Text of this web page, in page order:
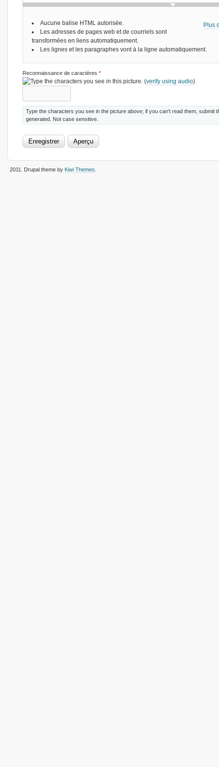
Plus
Aucune balise HTML autorisée.
Les adresses de pages web et de courriels sont
transformées en liens automatiquement.
Les lignes et les paragraphes vont à la ligne automatiquement.
Reconnaissance de caractères *
(verify using audio)
Type the characters you see in the picture above; if you can't read them, submit
generated. Not case sensitive.
2011 . Drupal theme by Kiwi Themes